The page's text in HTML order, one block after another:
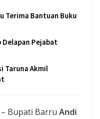
Terima Bantuan Buku
Pejabat
Taruna Akmil
– Bupati Barru Andi